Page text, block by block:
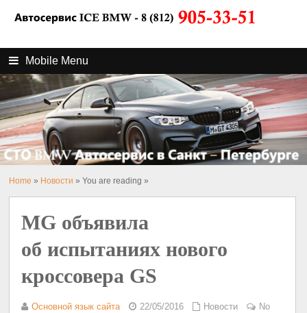
Mobile Menu
Home » Новости » You are reading »
MG объявила
об испытаниях нового
кроссовера GS
Основной язык сайта 22/05/2016 Новости
No